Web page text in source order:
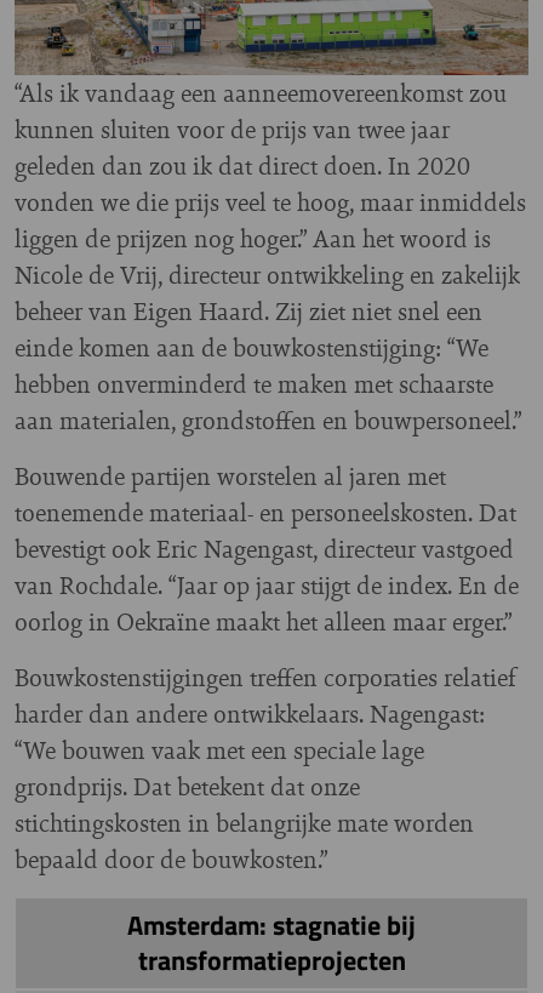
“Als ik vandaag een aanneemovereenkomst zou
kunnen sluiten voor de prijs van twee jaar
geleden dan zou ik dat direct doen. In 2020
vonden we die prijs veel te hoog, maar inmiddels
liggen de prijzen nog hoger.” Aan het woord is
Nicole de Vrij, directeur ontwikkeling en zakelijk
beheer van Eigen Haard. Zij ziet niet snel een
einde komen aan de bouwkostenstijging: “We
hebben onverminderd te maken met schaarste
aan materialen, grondstoffen en bouwpersoneel.”
Bouwende partijen worstelen al jaren met
toenemende materiaal- en personeelskosten. Dat
bevestigt ook Eric Nagengast, directeur vastgoed
van Rochdale. “Jaar op jaar stijgt de index. En de
oorlog in Oekraïne maakt het alleen maar erger.”
Bouwkostenstijgingen treffen corporaties relatief
harder dan andere ontwikkelaars. Nagengast:
“We bouwen vaak met een speciale lage
grondprijs. Dat betekent dat onze
stichtingskosten in belangrijke mate worden
bepaald door de bouwkosten.”
Amsterdam: stagnatie bij
transformatieprojecten